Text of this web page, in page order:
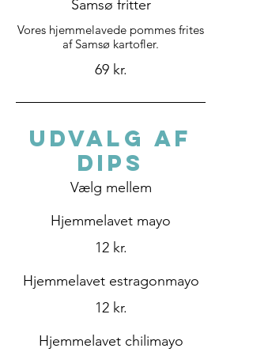
Samsø fritter
Vores hjemmelavede pommes frites
af Samsø kartofler.
69 kr.
UDVALG AF
DIPS
Vælg mellem
Hjemmelavet mayo
12 kr.
Hjemmelavet estragonmayo
12 kr.
Hjemmelavet chilimayo